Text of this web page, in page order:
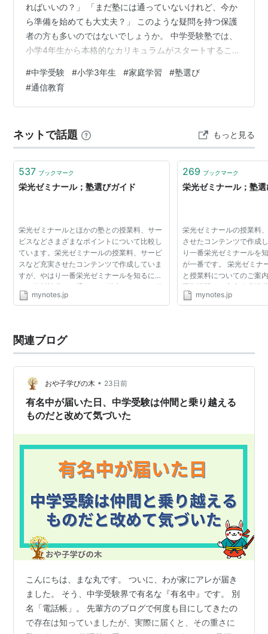
ればいいの？」 「まだ塾には通っていないけれど、今か
ら準備を始めても大丈夫？」 このような疑問を持つ保護
者の方も多いのではないでしょうか。 中学受験塾では、
小学4年生から本格的なカリキュラムがスタートすること
を急いで始めるというよりも、基礎学力や学習習慣を少
しずつ身につける時期と考えられています。 この記事で
は、小学3年生で中学受験を考え始めたときに、家庭で取
中学受験の準備を始めるのは早い？ 小学3年生から準備
を始める家庭は少なくありません…
#中学受験 #小学3年生 #家庭学習 #塾選び
#通信教育
ネットで話題 もっと見る
537 ブックマーク
栄光ゼミナール；塾選びガイド
栄光ゼミナールとほかの塾との授業料、サー
ビスなどさまざまなポイントについて比較し
ています。栄光ゼミナールの授業料、サービ
スなど充実させたコンテンツで作成していま
すが、やはり一番栄光ゼミナールを知るに
は、資料請求が一番です。 栄光ゼミナール資
料内容 日程と授業料についてのご案内 栄光
mynotes.jp
269 ブックマーク
栄光ゼミナール；塾
栄光ゼミナールの授業料
させたコンテンツで作成
り一番栄光ゼミナールを
が一番です。 栄光ゼミナ
と授業料についてのご案
夏期講習のご案内 個別指
子供たちは・」資料集栄
mynotes.jp
関連ブログ
おや子学びの木 • 23日前
有名中が届いた日、中学受験は仲間と乗り越える
ものだと改めて気づいた
こんにちは、まな丸です。 ついに、わが家にアレが届き
ました。 そう、中学受験界で有名な『有名中』です。 別
名「電話帳」。 先輩方のブログで何度も目にしてきたの
で存在は知っていましたが、実際に届くと、その重さに